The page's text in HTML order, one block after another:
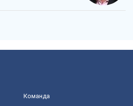
Команда